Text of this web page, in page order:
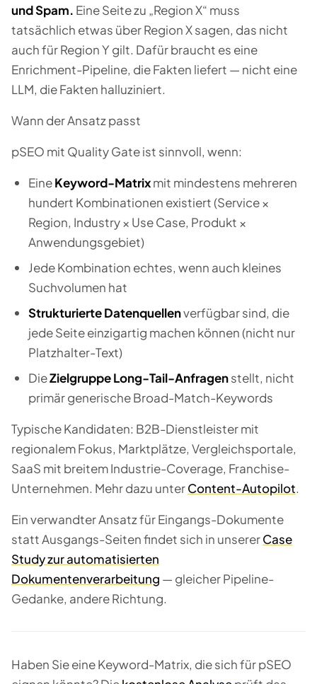
und Spam. Eine Seite zu „Region X“ muss
tatsächlich etwas über Region X sagen, das nicht
auch für Region Y gilt. Dafür braucht es eine
Enrichment-Pipeline, die Fakten liefert — nicht eine
LLM, die Fakten halluziniert.
Wann der Ansatz passt
pSEO mit Quality Gate ist sinnvoll, wenn:
EineKeyword-Matrixmit mindestens mehreren
hundert Kombinationen existiert (Service ×
Region, Industry × Use Case, Produkt ×
Anwendungsgebiet)
Jede Kombination echtes, wenn auch kleines
Suchvolumen hat
Strukturierte Datenquellenverfügbar sind, die
jede Seite einzigartig machen können (nicht nur
Platzhalter-Text)
DieZielgruppe Long-Tail-Anfragenstellt, nicht
primär generische Broad-Match-Keywords
Typische Kandidaten: B2B-Dienstleister mit
regionalem Fokus, Marktplätze, Vergleichsportale,
SaaS mit breitem Industrie-Coverage, Franchise-
Unternehmen. Mehr dazu unterContent-Autopilot.
Ein verwandter Ansatz für Eingangs-Dokumente
statt Ausgangs-Seiten findet sich in unsererCase
Study zur automatisierten
Dokumentenverarbeitung — gleicher Pipeline-
Gedanke, andere Richtung.
Haben Sie eine Keyword-Matrix, die sich für pSEO